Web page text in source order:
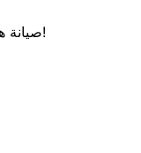
صيانة هوفر شبين الكوم المعتمدة: تصليح منزلي فوري لجميع أجهزة هوفر بقطع غيار أصلية وضمان حقيقي داخل شبين الكوم والمنوفية. اتصل بنا الآن للحصول على أفضل خدمة!